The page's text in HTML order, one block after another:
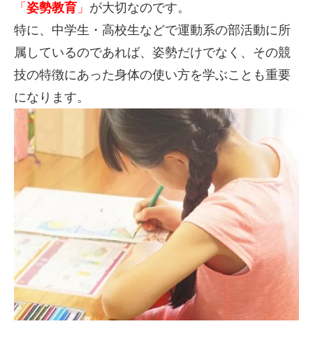
「 姿勢教育 」 が大切なのです。
特に、中学生・高校生などで運動系の部活動に所
属しているのであれば、姿勢だけでなく、その競
技の特徴にあった身体の使い方を学ぶことも重要
になります。